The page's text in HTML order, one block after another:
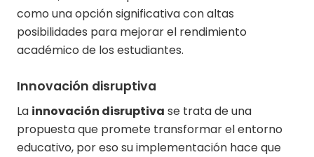
como una opción significativa con altas
posibilidades para mejorar el rendimiento
académico de los estudiantes.
Innovación disruptiva
La innovación disruptiva se trata de una
propuesta que promete transformar el entorno
educativo, por eso su implementación hace que